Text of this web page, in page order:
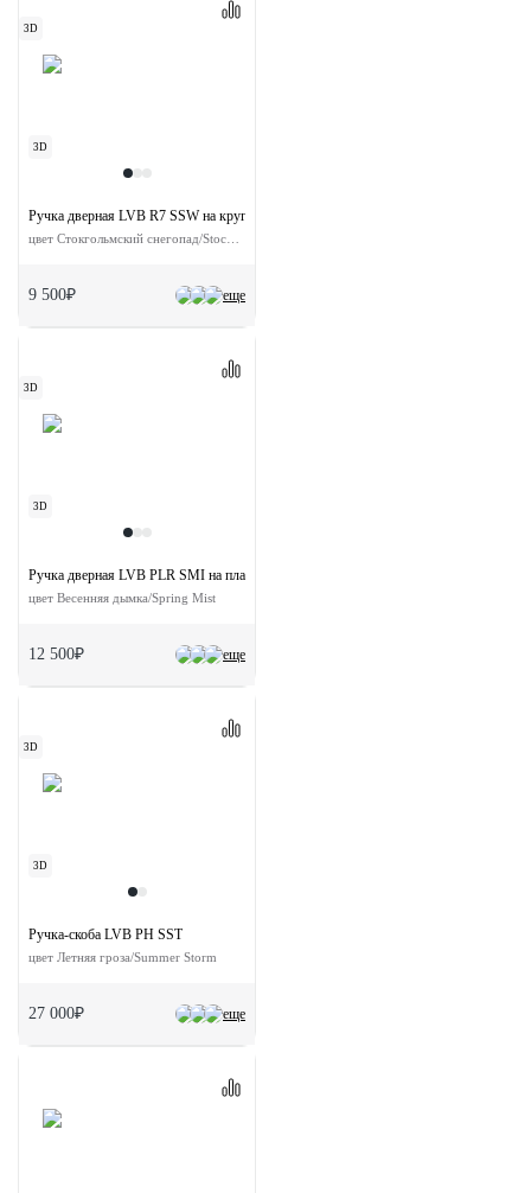
3D
3D
еще
Ручка дверная LVB R7 SSW на круглой розетке
9 500₽
3D
3D
еще
Ручка дверная LVB PLR SMI на планке
цвет Весенняя дымка/Spring Mist
12 500₽
3D
3D
еще
Ручка-скоба LVB PH SST
цвет Летняя гроза/Summer Storm
27 000₽